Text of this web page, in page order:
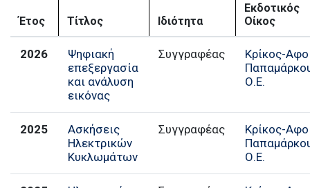
Έτος Τίτλος Ιδιότητα
Εκδοτικός
Οίκος
2026
Ψηφιακή
επεξεργασία
και ανάλυση
εικόνας
Συγγραφέας
Κρίκος-
Ο.Ε.
2025
Ασκήσεις
Ηλεκτρικών
Κυκλωμάτων
Συγγραφέας
Κρίκος-
Ο.Ε.